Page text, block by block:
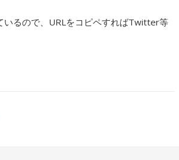
いるので、URLをコピペすればTwitter等